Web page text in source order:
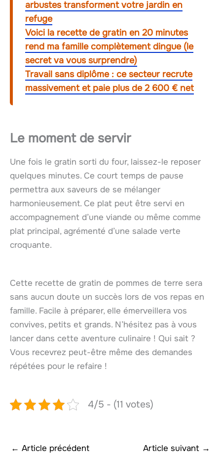
arbustes transforment votre jardin en
refuge
Voici la recette de gratin en 20 minutes
rend ma famille complètement dingue (le
secret va vous surprendre)
Travail sans diplôme : ce secteur recrute
massivement et paie plus de 2 600 € net
Le moment de servir
Une fois le gratin sorti du four, laissez-le reposer
quelques minutes. Ce court temps de pause
permettra aux saveurs de se mélanger
harmonieusement. Ce plat peut être servi en
accompagnement d’une viande ou même comme
plat principal, agrémenté d’une salade verte
croquante.
Cette recette de gratin de pommes de terre sera
sans aucun doute un succès lors de vos repas en
famille. Facile à préparer, elle émerveillera vos
convives, petits et grands. N’hésitez pas à vous
lancer dans cette aventure culinaire ! Qui sait ?
Vous recevrez peut-être même des demandes
répétées pour le refaire !
4/5 - (11 votes)
← Article précédent Article suivant →